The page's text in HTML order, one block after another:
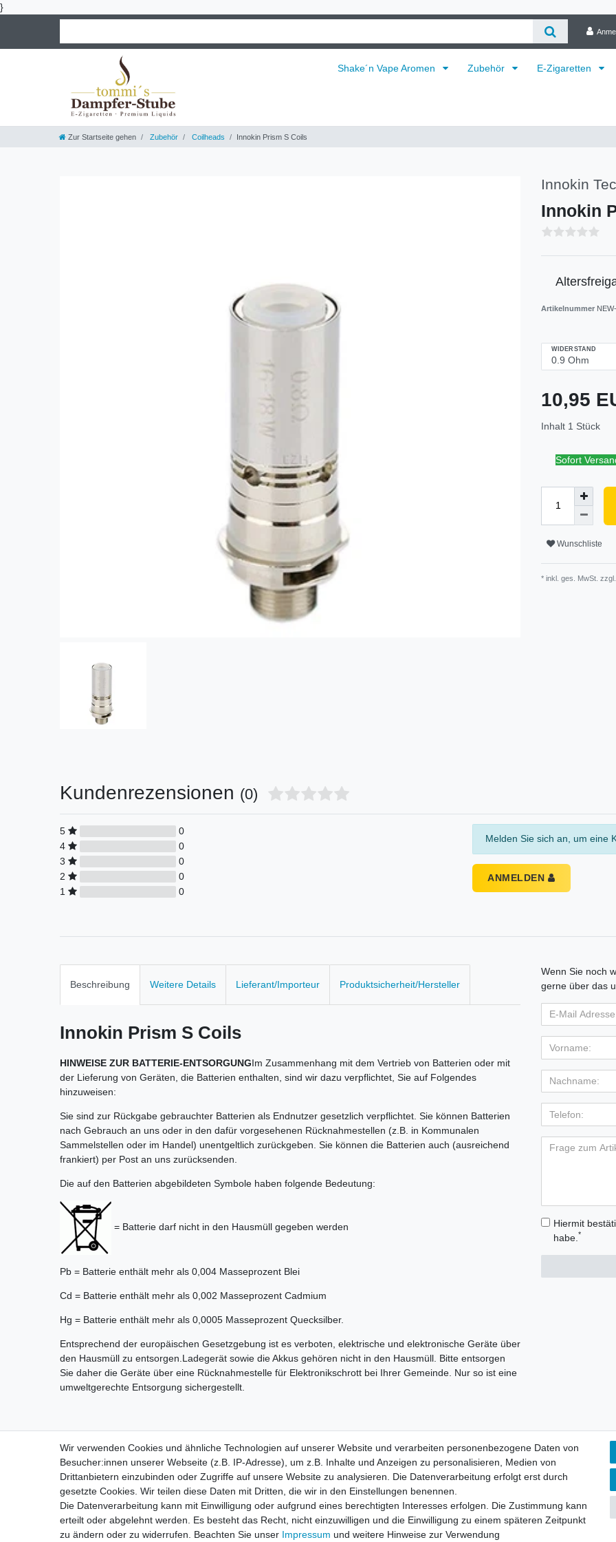
}
Shake´n Vape Aromen Zubehör E-Zigaretten
Zur Startseite gehen Zubehör Coilheads Innokin Prism S Coils
Innokin
Innokin
Artikelnummer
WIDERSTAND
10,95
Inhalt 1 Stück
Sofort
Wunschliste
* inkl. ges. MwSt. zzgl.
Kundenrezensionen (0)
5
0
4
0
3
0
2
0
1
0
Melden Sie sich an, um eine
ANMELDEN
Beschreibung Weitere Details Lieferant/Importeur Produktsicherheit/Hersteller
Innokin Prism S Coils
HINWEISE ZUR BATTERIE-ENTSORGUNGIm Zusammenhang mit dem Vertrieb von Batterien oder mit
der Lieferung von Geräten, die Batterien enthalten, sind wir dazu verpflichtet, Sie auf Folgendes
hinzuweisen:
Sie sind zur Rückgabe gebrauchter Batterien als Endnutzer gesetzlich verpflichtet. Sie können Batterien
nach Gebrauch an uns oder in den dafür vorgesehenen Rücknahmestellen (z.B. in Kommunalen
Sammelstellen oder im Handel) unentgeltlich zurückgeben. Sie können die Batterien auch (ausreichend
frankiert) per Post an uns zurücksenden.
Die auf den Batterien abgebildeten Symbole haben folgende Bedeutung:
= Batterie darf nicht in den Hausmüll gegeben werden
Pb = Batterie enthält mehr als 0,004 Masseprozent Blei
Cd = Batterie enthält mehr als 0,002 Masseprozent Cadmium
Hg = Batterie enthält mehr als 0,0005 Masseprozent Quecksilber.
Entsprechend der europäischen Gesetzgebung ist es verboten, elektrische und elektronische Geräte über
den Hausmüll zu entsorgen.Ladegerät sowie die Akkus gehören nicht in den Hausmüll. Bitte entsorgen
Sie daher die Geräte über eine Rücknahmestelle für Elektronikschrott bei Ihrer Gemeinde. Nur so ist eine
umweltgerechte Entsorgung sichergestellt.
Wenn Sie noch
gerne über das
Hiermit
habe. *
🚚 Schneller Versand 📦 Kostenloser Versand ab 75 €📞 Kostenlose
Wir verwenden Cookies und ähnliche Technologien auf unserer Website und verarbeiten personenbezogene Daten von
Besucher:innen unserer Webseite (z.B. IP-Adresse), um z.B. Inhalte und Anzeigen zu personalisieren, Medien von
Drittanbietern einzubinden oder Zugriffe auf unsere Website zu analysieren. Die Datenverarbeitung erfolgt erst durch
gesetzte Cookies. Wir teilen diese Daten mit Dritten, die wir in den Einstellungen benennen.
Die Datenverarbeitung kann mit Einwilligung oder aufgrund eines berechtigten Interesses erfolgen. Die Zustimmung kann
erteilt oder abgelehnt werden. Es besteht das Recht, nicht einzuwilligen und die Einwilligung zu einem späteren Zeitpunkt
zu ändern oder zu widerrufen. Beachten Sie unser Impressum und weitere Hinweise zur Verwendung